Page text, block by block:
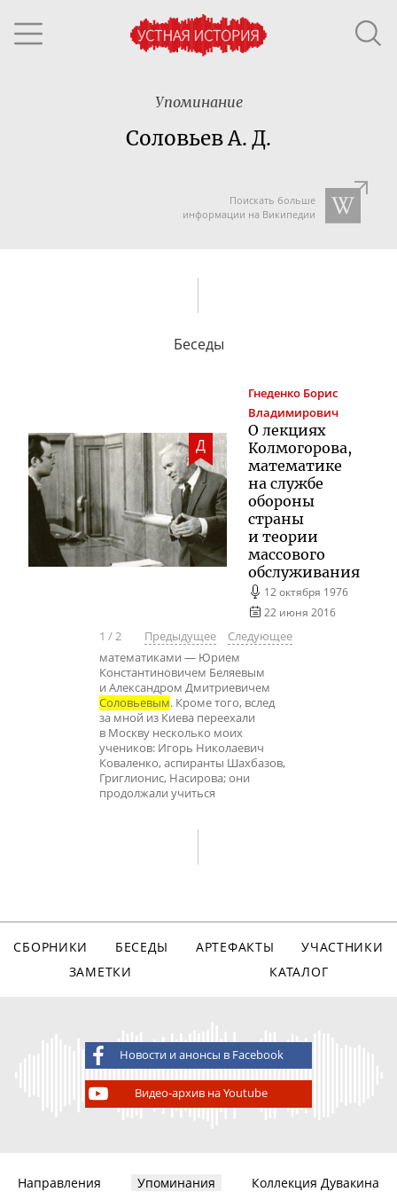
Упоминание
Соловьев А. Д.
Поискать больше
информации на Википедии
Беседы
Д
Гнеденко Борис
Владимирович
О лекциях
Колмогорова,
математике
на службе
обороны
страны
и теории
массового
обслуживания
12 октября 1976
22 июня 2016
1 /2 Предыдущее
Следующее
математиками — Юрием
Константиновичем Беляевым
и Александром Дмитриевичем
Соловьевым. Кроме того, вслед
за мной из Киева переехали
в Москву несколько моих
учеников: Игорь Николаевич
Коваленко, аспиранты Шахбазов,
Григлионис, Насирова; они
продолжали учиться
СБОРНИКИ БЕСЕДЫ АРТЕФАКТЫ
УЧАСТНИКИ
ЗАМЕТКИ
КАТАЛОГ
Новости и анонсы в Facebook
Видео-архив на Youtube
Направления Упоминания
Коллекция Дувакина